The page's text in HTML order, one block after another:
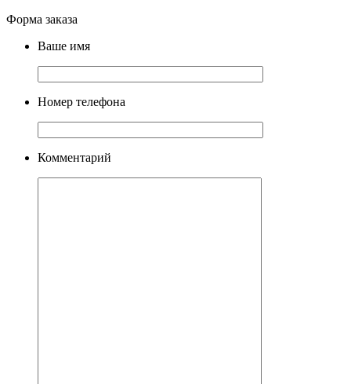
Форма заказа
Ваше имя
Номер телефона
Комментарий